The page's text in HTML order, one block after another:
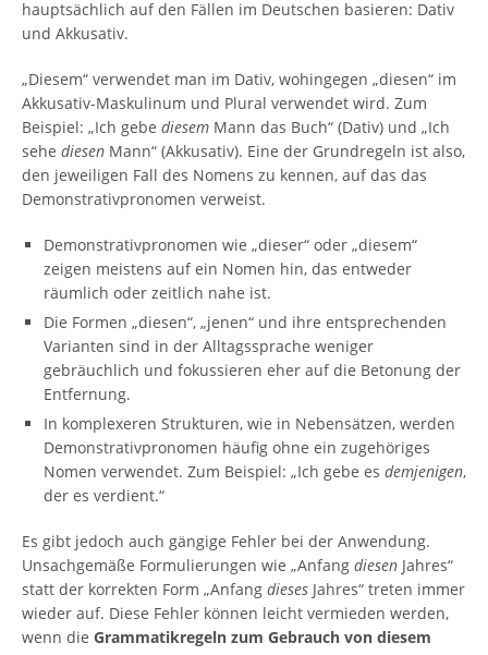
hauptsächlich auf den Fällen im Deutschen basieren: Dativ
und Akkusativ.
„Diesem“ verwendet man im Dativ, wohingegen „diesen“ im
Akkusativ-Maskulinum und Plural verwendet wird. Zum
Beispiel: „Ich gebe diesem Mann das Buch“ (Dativ) und „Ich
sehe diesen Mann“ (Akkusativ). Eine der Grundregeln ist also,
den jeweiligen Fall des Nomens zu kennen, auf das das
Demonstrativpronomen verweist.
Demonstrativpronomen wie „dieser“ oder „diesem“
zeigen meistens auf ein Nomen hin, das entweder
räumlich oder zeitlich nahe ist.
Die Formen „diesen“, „jenen“ und ihre entsprechenden
Varianten sind in der Alltagssprache weniger
gebräuchlich und fokussieren eher auf die Betonung der
Entfernung.
In komplexeren Strukturen, wie in Nebensätzen, werden
Demonstrativpronomen häufig ohne ein zugehöriges
Nomen verwendet. Zum Beispiel: „Ich gebe es demjenigen,
der es verdient.“
Es gibt jedoch auch gängige Fehler bei der Anwendung.
Unsachgemäße Formulierungen wie „Anfang diesen Jahres“
statt der korrekten Form „Anfang dieses Jahres“ treten immer
wieder auf. Diese Fehler können leicht vermieden werden,
wenn die Grammatikregeln zum Gebrauch von diesem